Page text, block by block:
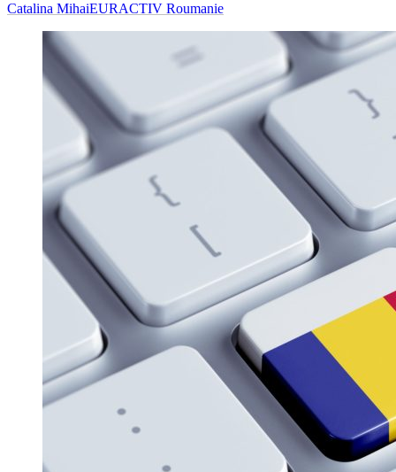
Catalina MihaiEURACTIV Roumanie